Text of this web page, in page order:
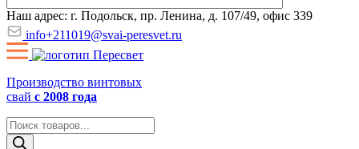
Наш адрес: г. Подольск, пр. Ленина, д. 107/49, офис 339
info+211019@svai-peresvet.ru
Производство винтовых
свай с 2008 года
Поиск
товаров